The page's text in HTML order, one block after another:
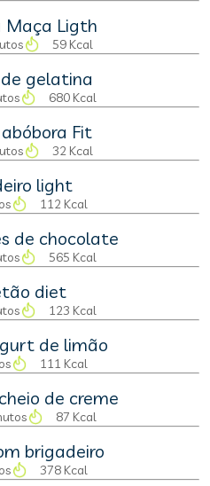
Maça Ligth
59 Kcal
gelatina
680 Kcal
Fit
32 Kcal
light
112 Kcal
de chocolate
565 Kcal
diet
123 Kcal
de limão
111 Kcal
de creme
87 Kcal
brigadeiro
378 Kcal